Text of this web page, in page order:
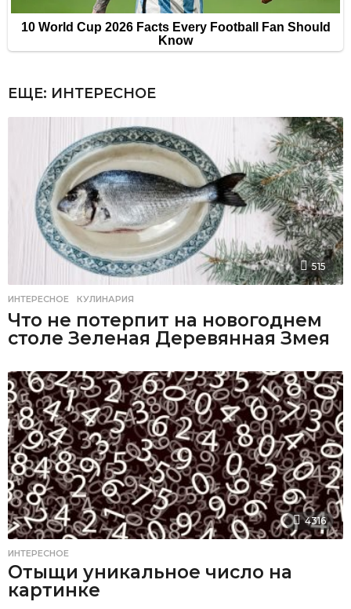
ЕЩЕ: ИНТЕРЕСНОЕ
515
ИНТЕРЕСНОЕ ,КУЛИНАРИЯ
Что не потерпит на новогоднем
столе Зеленая Деревянная Змея
4316
ИНТЕРЕСНОЕ
Отыщи уникальное число на
картинке